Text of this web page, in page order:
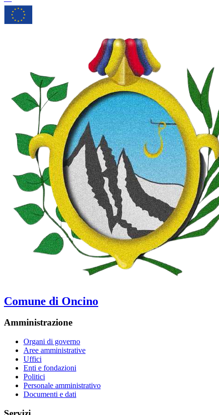
Comune di Oncino
Amministrazione
Organi di governo
Aree amministrative
Uffici
Enti e fondazioni
Politici
Personale amministrativo
Documenti e dati